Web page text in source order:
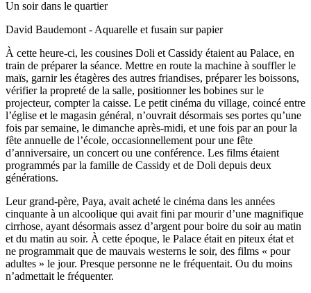
Un soir dans le quartier
David Baudemont - Aquarelle et fusain sur papier
À cette heure-ci, les cousines Doli et Cassidy étaient au Palace, en
train de préparer la séance. Mettre en route la machine à souffler le
maïs, garnir les étagères des autres friandises, préparer les boissons,
vérifier la propreté de la salle, positionner les bobines sur le
projecteur, compter la caisse. Le petit cinéma du village, coincé entre
l’église et le magasin général, n’ouvrait désormais ses portes qu’une
fois par semaine, le dimanche après-midi, et une fois par an pour la
fête annuelle de l’école, occasionnellement pour une fête
d’anniversaire, un concert ou une conférence. Les films étaient
programmés par la famille de Cassidy et de Doli depuis deux
générations.
Leur grand-père, Paya, avait acheté le cinéma dans les années
cinquante à un alcoolique qui avait fini par mourir d’une magnifique
cirrhose, ayant désormais assez d’argent pour boire du soir au matin
et du matin au soir. À cette époque, le Palace était en piteux état et
ne programmait que de mauvais westerns le soir, des films « pour
adultes » le jour. Presque personne ne le fréquentait. Ou du moins
n’admettait le fréquenter.